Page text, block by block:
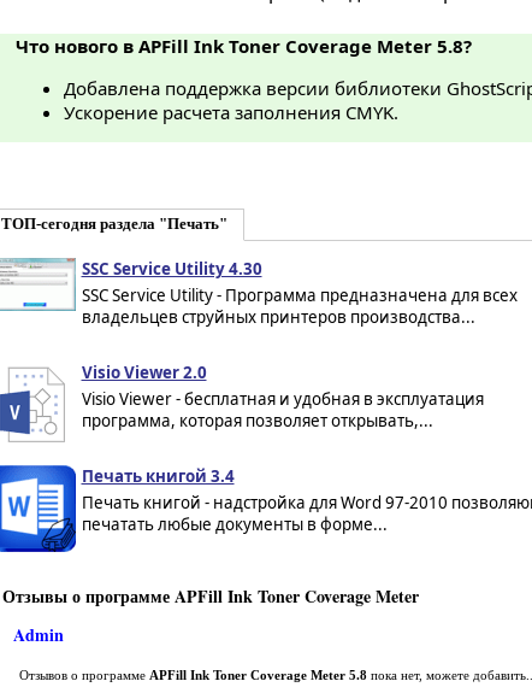
Что нового в APFill Ink Toner Coverage Meter 5.8?
Добавлена поддержка версии библиотеки
Ускорение расчета заполнения CMYK.
ТОП-сегодня раздела "Печать"
SSC Service Utility 4.30
SSC Service Utility - Программа предназначена для всех
владельцев струйных принтеров производства...
Visio Viewer 2.0
Visio Viewer - бесплатная и удобная в эксплуатация
программа, которая позволяет открывать,...
Печать книгой 3.4
Печать книгой - надстройка для Word 97-2010
печатать любые документы в форме...
Отзывы о программе APFill Ink Toner Coverage Meter
Admin
Отзывов о программе APFill Ink Toner Coverage Meter 5.8пока нет, можете добавить...